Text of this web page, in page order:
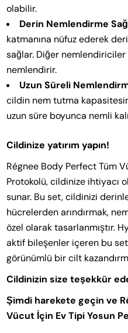
olabilir.
Derin Nemlendirme
katmanına nüfuz ederek
sağlar. Diğer
nemlendirir.
Uzun Süreli
cildin nem tutma
uzun süre boyunca nemli
Cildinize yatırım yapın!
Régnee Body Perfect Tüm
Protokolü, cildinize ihtiyacı
sunar. Bu set, cildinizi
hücrelerden arındırmak,
özel olarak tasarlanmıştır.
aktif bileşenler içeren bu
görünümlü bir cilt
Cildinizin size teşekkür
Şimdi harekete geçin ve
Vücut İçin Ev Tipi Yosun